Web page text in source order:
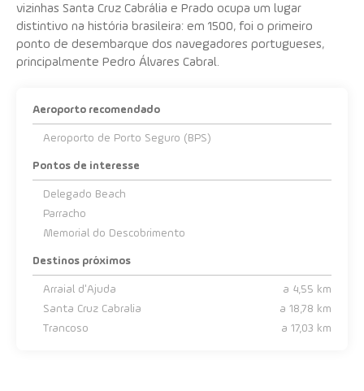
vizinhas Santa Cruz Cabrália e Prado ocupa um lugar
distintivo na história brasileira: em 1500, foi o primeiro
ponto de desembarque dos navegadores portugueses,
principalmente Pedro Álvares Cabral.
Aeroporto recomendado
Aeroporto de Porto Seguro (BPS)
Pontos de interesse
Delegado Beach
Parracho
Memorial do Descobrimento
Destinos próximos
Arraial d'Ajuda
a 4,55 km
Santa Cruz Cabralia
a 18,78 km
Trancoso
a 17,03 km